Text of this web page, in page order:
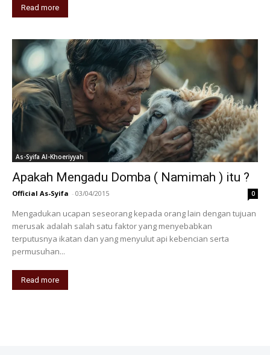
Read more
As-Syifa Al-Khoeriyyah
Apakah Mengadu Domba ( Namimah ) itu ?
Official As-Syifa - 03/04/2015 0
Mengadukan ucapan seseorang kepada orang lain dengan tujuan
merusak adalah salah satu faktor yang menyebabkan
terputusnya ikatan dan yang menyulut api kebencian serta
permusuhan...
Read more